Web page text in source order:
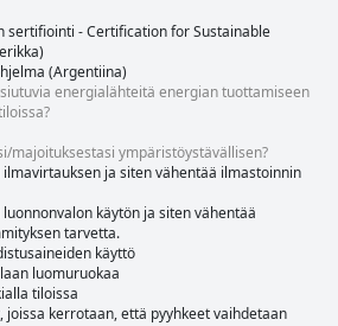
sertifiointi - Certification for Sustainable
(Argentiina)
energialähteitä energian tuottamiseen
majoituksestasi ympäristöystävällisen?
ilmavirtauksen ja siten vähentää ilmastoinnin
käytön ja siten vähentää
tarvetta.
käyttö
luomuruokaa
tiloissa
joissa kerrotaan, että pyyhkeet vaihdetaan